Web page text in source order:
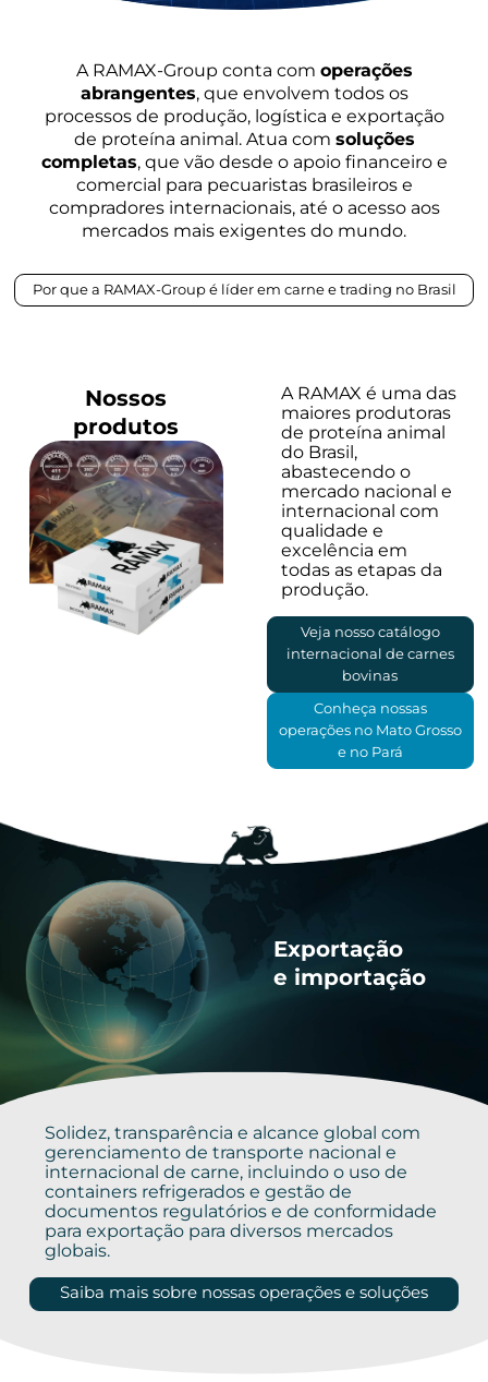
A RAMAX-Group conta com operações
abrangentes, que envolvem todos os
processos de produção, logística e exportação
de proteína animal. Atua com soluções
completas, que vão desde o apoio financeiro e
comercial para pecuaristas brasileiros e
compradores internacionais, até o acesso aos
mercados mais exigentes do mundo.
Por que a RAMAX-Group é líder em carne e trading no Brasil
Nossos
produtos
A RAMAX é uma das
maiores produtoras
de proteína animal
do Brasil,
abastecendo o
mercado nacional e
internacional com
qualidade e
excelência em
todas as etapas da
produção.
Veja nosso catálogo
internacional de carnes
bovinas
Conheça nossas
operações no Mato Grosso
e no Pará
Exportação
e importação
Solidez, transparência e alcance global com
gerenciamento de transporte nacional e
internacional de carne, incluindo o uso de
containers refrigerados e gestão de
documentos regulatórios e de conformidade
para exportação para diversos mercados
globais.
Saiba mais sobre nossas operações e soluções